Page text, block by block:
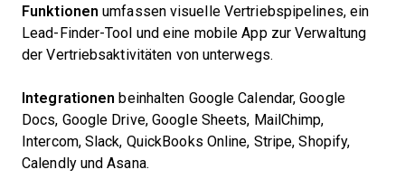
Funktionen umfassen visuelle Vertriebspipelines, ein
Lead-Finder-Tool und eine mobile App zur Verwaltung
der Vertriebsaktivitäten von unterwegs.
Integrationen beinhalten Google Calendar, Google
Docs, Google Drive, Google Sheets, MailChimp,
Intercom, Slack, QuickBooks Online, Stripe, Shopify,
Calendly und Asana.